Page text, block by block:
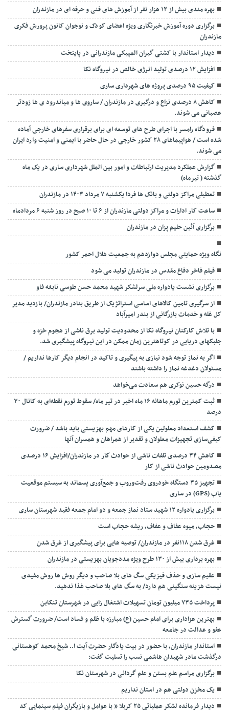
بهره مندی بیش از ۱۲ هزار نفر از آموزش های فنی و حرفه ای در مازندران
برگزاری دوره آموزش خبرنگاری ویژه اعضای کودک و نوجوان کانون پرورش فکری
مازندران
دیدار استاندار با کشتی گیران المپیکی مازندرانی در پایتخت
افزایش ۱۲ درصدی تولید انرژی خالص در نیروگاه نکا
کیفیت ۹۵ درصدی پروژه های شهرداری ساری
کاهش ۸ درصدی نزاع و درگیری در مازندران / ساروی ها و میاندرود ی ها زودتر
عصبانی می شوند.
فرودگاه رامسر با اجرای طرح های توسعه ای برای برقراری سفرهای خارجی آماده
شده است / هواپیماهای ۲۸ کشور خارجی در حال حاضر با ایمنی و امنیت وارد ایران
می شوند.
گزارش عملکرد مدیریت ارتباطات و امور بین الملل شهرداری ساری در یک ماه
گذشته ( تیرماه)
تعطیلی مراکز دولتی و بانک ها فردا یکشنبه ۷ مرداد ۱۴۰۳ در مازندران
ساعت کار ادارات و مراکز دولتی مازندران از ۶ تا ۱۰ صبح در روز شنبه ۶ مردادماه
برگزاری آئین حلیم پزان در مازندران
نگاه ویژه حمایتی مجلس دوازدهم به جمعیت هلال احمر کشور
فیلم فاخر دفاع مقدس در مازندران تولید می شود
برگزاری نشست یادواره ملی سرلشکر شهید محمد حسن طوسی نابغه فاو
از سرگیری تامین کالاهای اساسی استراتژیک از طریق بنادر مازندران/ بازدید مدیر
کل غله و خدمات بازرگانی از بندر امیرآباد
با تلاش کارکنان نیروگاه نکا از محدودیت تولید برق ناشی از هجوم خزه و
جلبکهای دریایی در کوتاهترین زمان ممکن در این نیروگاه پیشگیری شد.
اگر به نماز توجه شود نیازی به پیگیری و تاکید در انجام دیگر کارها نداریم /
مسئولان دغدغه نماز را داشته باشند
درگه حسین نوکری هم سعادت می‌خواهد
ثبت کمترین تورم ماهانه ۱۶ ماه اخیر در تیر ماه/ سقوط تورم نقطه‌ای به کانال ۳۰
درصد
کشف استعداد معلولین یکی از کارهای مهم بهزیستی باید باشد / ضرورت
کیفی‌سازی تجهیزات معلولان و تقدیر از همراهان و همسران آنها
کاهش ۳۴ درصدی تلفات ناشی از حوادث كار در مازندران/افزایش ۱۶ درصدی
مصدومین حوادث ناشی از کار
تجهیز ۳۵ دستگاه خودروی رفت‌وروب و جمع‌آوری پسماند به سیستم موقعیت
یاب (GPS) در ساری
برگزاری یادواره ۱۲ شهید ستاد نماز جمعه و دو امام جمعه فقید شهرستان ساری
حجاب، میوه عفاف و عفاف، ریشه حجاب است
غرق شدن ۱۱۸نفر در مازندران/ توصيه هايی برای پيشگيری از غرق شدن
بهره برداری بیش از ۱۳۰ طرح ویژه مددجویان بهزیستی در مازندران
عقیم سازی و حذف فیزیکی سگ های بلا صاحب و دیگر روش ها روش مفیدی
نیست هزینه سنگینی هم دارد/ به سگ های بلا صاحب غذا ندهید.
پرداخت ۷۳۵ میلیون تومان تسهیلات اشتغال زایی در شهرستان تنکابن
بهترین عزاداری برای امام حسین (ع) مبارزه با ظلم و فساد است/ ضرورت گسترش
عفو و عدالت در جامعه
استاندار مازندران، با حضور در بیت یادگار حضرت آیت ا.. شیخ محمد کوهستانی
درگذشت مادر شهیدان هاشمی نسب را تسلیت گفت:
برگزاری مراسم علم بستن و علم گردانی در شهرستان نکا
یک مخزن دولتی هم در استان نداریم
دیدار فرمانده لشکر عملیاتی ۲۵ کربلا ” با عوامل و بازیگران فیلم سینمایی کد